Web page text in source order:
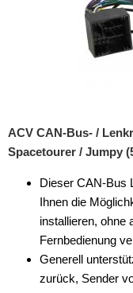
ACV CAN-Bus- /
Spacetourer / Jumpy
Dieser CAN-Bus
Ihnen die
installieren, ohne
Fernbedienung
Generell
zurück, Sender